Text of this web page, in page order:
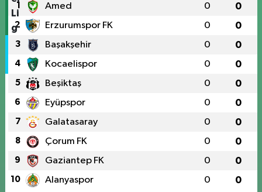
1 Amed 0 0
2 Erzurumspor FK 0 0
3 Başakşehir 0 0
4 Kocaelispor 0 0
5 Beşiktaş 0 0
6 Eyüpspor 0 0
7 Galatasaray 0 0
8 Çorum FK 0 0
9 Gaziantep FK 0 0
10 Alanyaspor 0 0